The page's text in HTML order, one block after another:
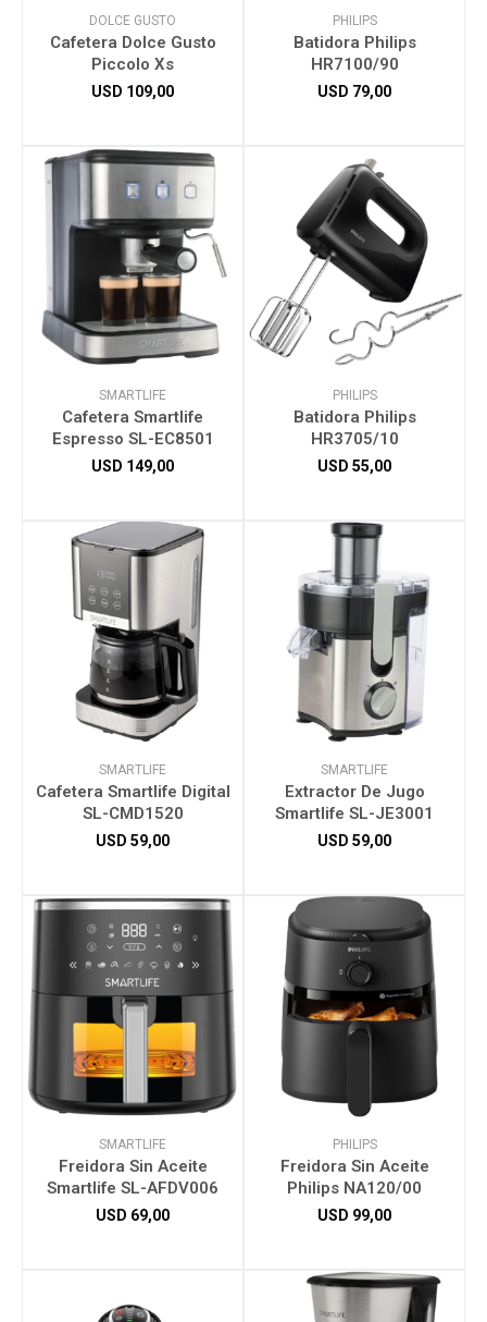
DOLCE GUSTO
Cafetera Dolce Gusto
Piccolo Xs
USD 109,00
PHILIPS
Batidora Philips
HR7100/90
USD 79,00
SMARTLIFE
Cafetera Smartlife
Espresso SL-EC8501
USD 149,00
PHILIPS
Batidora Philips
HR3705/10
USD 55,00
SMARTLIFE
Cafetera Smartlife Digital
SL-CMD1520
USD 59,00
SMARTLIFE
Extractor De Jugo
Smartlife SL-JE3001
USD 59,00
SMARTLIFE
Freidora Sin Aceite
Smartlife SL-AFDV006
USD 69,00
PHILIPS
Freidora Sin Aceite
Philips NA120/00
USD 99,00